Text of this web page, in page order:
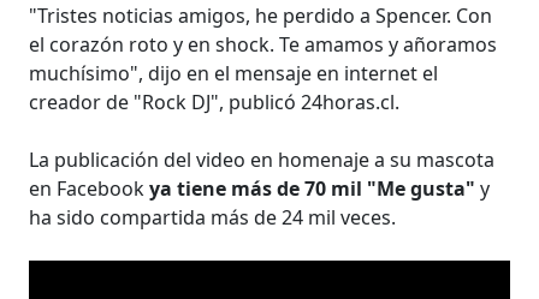
"Tristes noticias amigos, he perdido a Spencer. Con
el corazón roto y en shock. Te amamos y añoramos
muchísimo", dijo en el mensaje en internet el
creador de "Rock DJ", publicó 24horas.cl.
La publicación del video en homenaje a su mascota
en Facebookya tiene más de 70 mil "Me gusta"y
ha sido compartida más de 24 mil veces.